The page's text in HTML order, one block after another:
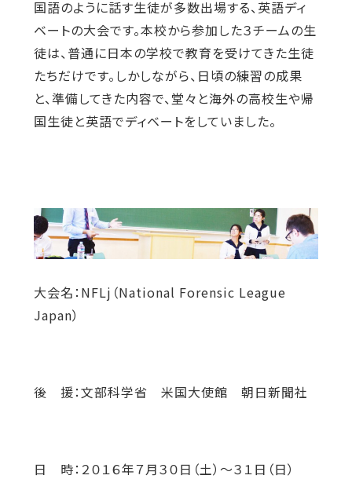
国語のように話す生徒が多数出場する、英語ディ
ベートの大会です。本校から参加した３チームの生
徒は、普通に日本の学校で教育を受けてきた生徒
たちだけです。しかしながら、日頃の練習の成果
と、準備してきた内容で、堂々と海外の高校生や帰
国生徒と英語でディベートをしていました。
大会名：NFLj（National Forensic League
Japan）
後 援：文部科学省 米国大使館 朝日新聞社
日 時：２０１６年７月３０日（土）～３１日（日）